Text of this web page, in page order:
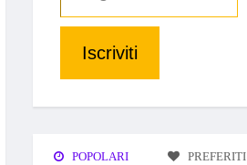
Iscriviti
POPOLARI PREFERITI